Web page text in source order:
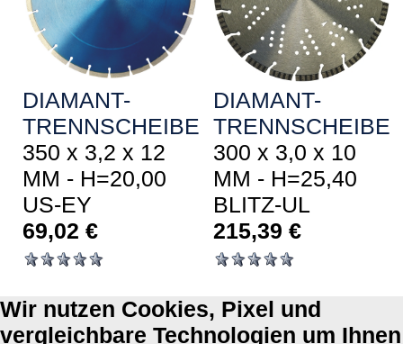
DIAMANT-
TRENNSCHEIBE
350 x 3,2 x 12
MM - H=20,00
US-EY
69,02 €
DIAMANT-
TRENNSCHEIBE
300 x 3,0 x 10
MM - H=25,40
BLITZ-UL
215,39 €
Wir nutzen Cookies, Pixel und
vergleichbare Technologien um Ihnen